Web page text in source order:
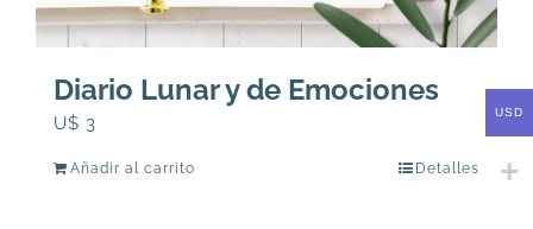
Diario Lunar y de Emociones
U$ 3
Añadir al carrito Detalles
USD